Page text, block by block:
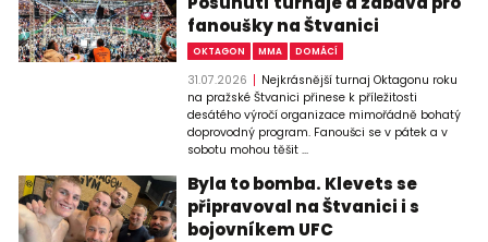
fanoušky na Štvanici
OKTAGON MMA DOMÁCÍ
31.07.2026
Nejkrásnější turnaj Oktagonu roku
na pražské Štvanici přinese k příležitosti
desátého výročí organizace mimořádně bohatý
doprovodný program. Fanoušci se v pátek a v
sobotu mohou těšit ...
Byla to bomba. Klevets se
připravoval na Štvanici i s
bojovníkem UFC